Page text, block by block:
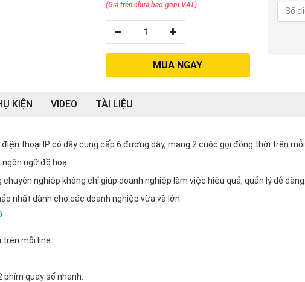
(Giá trên chưa bao gồm VAT)
1
MUA NGAY
KIỆN VIDEO TÀI LIỆU
điện thoại IP có dây cung cấp 6 đường dây, mang 2 cuộc gọi đồng thời trên mỗi
ngữ đồ hoạ.
nghiệp không chỉ giúp doanh nghiệp làm việc hiệu quả, quản lý dễ dàng.
nhất dành cho các doanh nghiệp vừa và lớn.
trên mỗi line.
quay số nhanh.